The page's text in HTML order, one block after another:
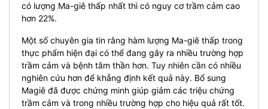
có lượng Ma-giê thấp nhất thì có nguy cơ trầm cảm cao
hơn 22%.
Một số chuyên gia tin rằng hàm lượng Ma-giê thấp trong
thực phẩm hiện đại có thể đang gây ra nhiều trường hợp
trầm cảm và bệnh tâm thần hơn. Tuy nhiên cần có nhiều
nghiên cứu hơn để khẳng định kết quả này. Bổ sung
Magiê đã được chứng minh giúp giảm các triệu chứng
trầm cảm và trong nhiều trường hợp cho hiệu quả rất tốt.